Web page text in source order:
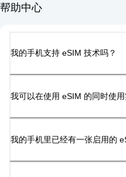
帮助中心
我的手机支持 eSIM 技术吗？
我可以在使用 eSIM 的同时使
我的手机里已经有一张启用的